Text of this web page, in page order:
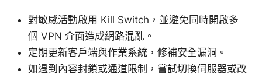
對敏感活動啟用 Kill Switch，並避免同時開啟多
個 VPN 介面造成網路混亂。
定期更新客戶端與作業系統，修補安全漏洞。
如遇到內容封鎖或通道限制，嘗試切換伺服器或改